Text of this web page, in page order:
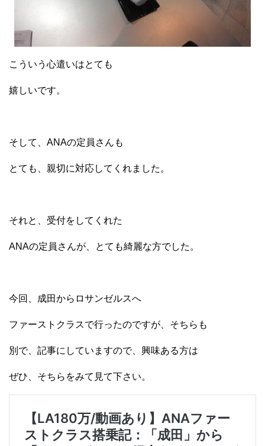
こういう心遣いはとても
嬉しいです。
そして、ANAの定員さんも
とても、親切に対応してくれました。
それと、受付をしてくれた
ANAの定員さんが、とても綺麗な方でした。
今回、成田からロサンゼルスへ
ファーストクラスで行ったのですが、そちらも
別で、記事にしていますので、興味ある方は
ぜひ、そちらをみて見て下さい。